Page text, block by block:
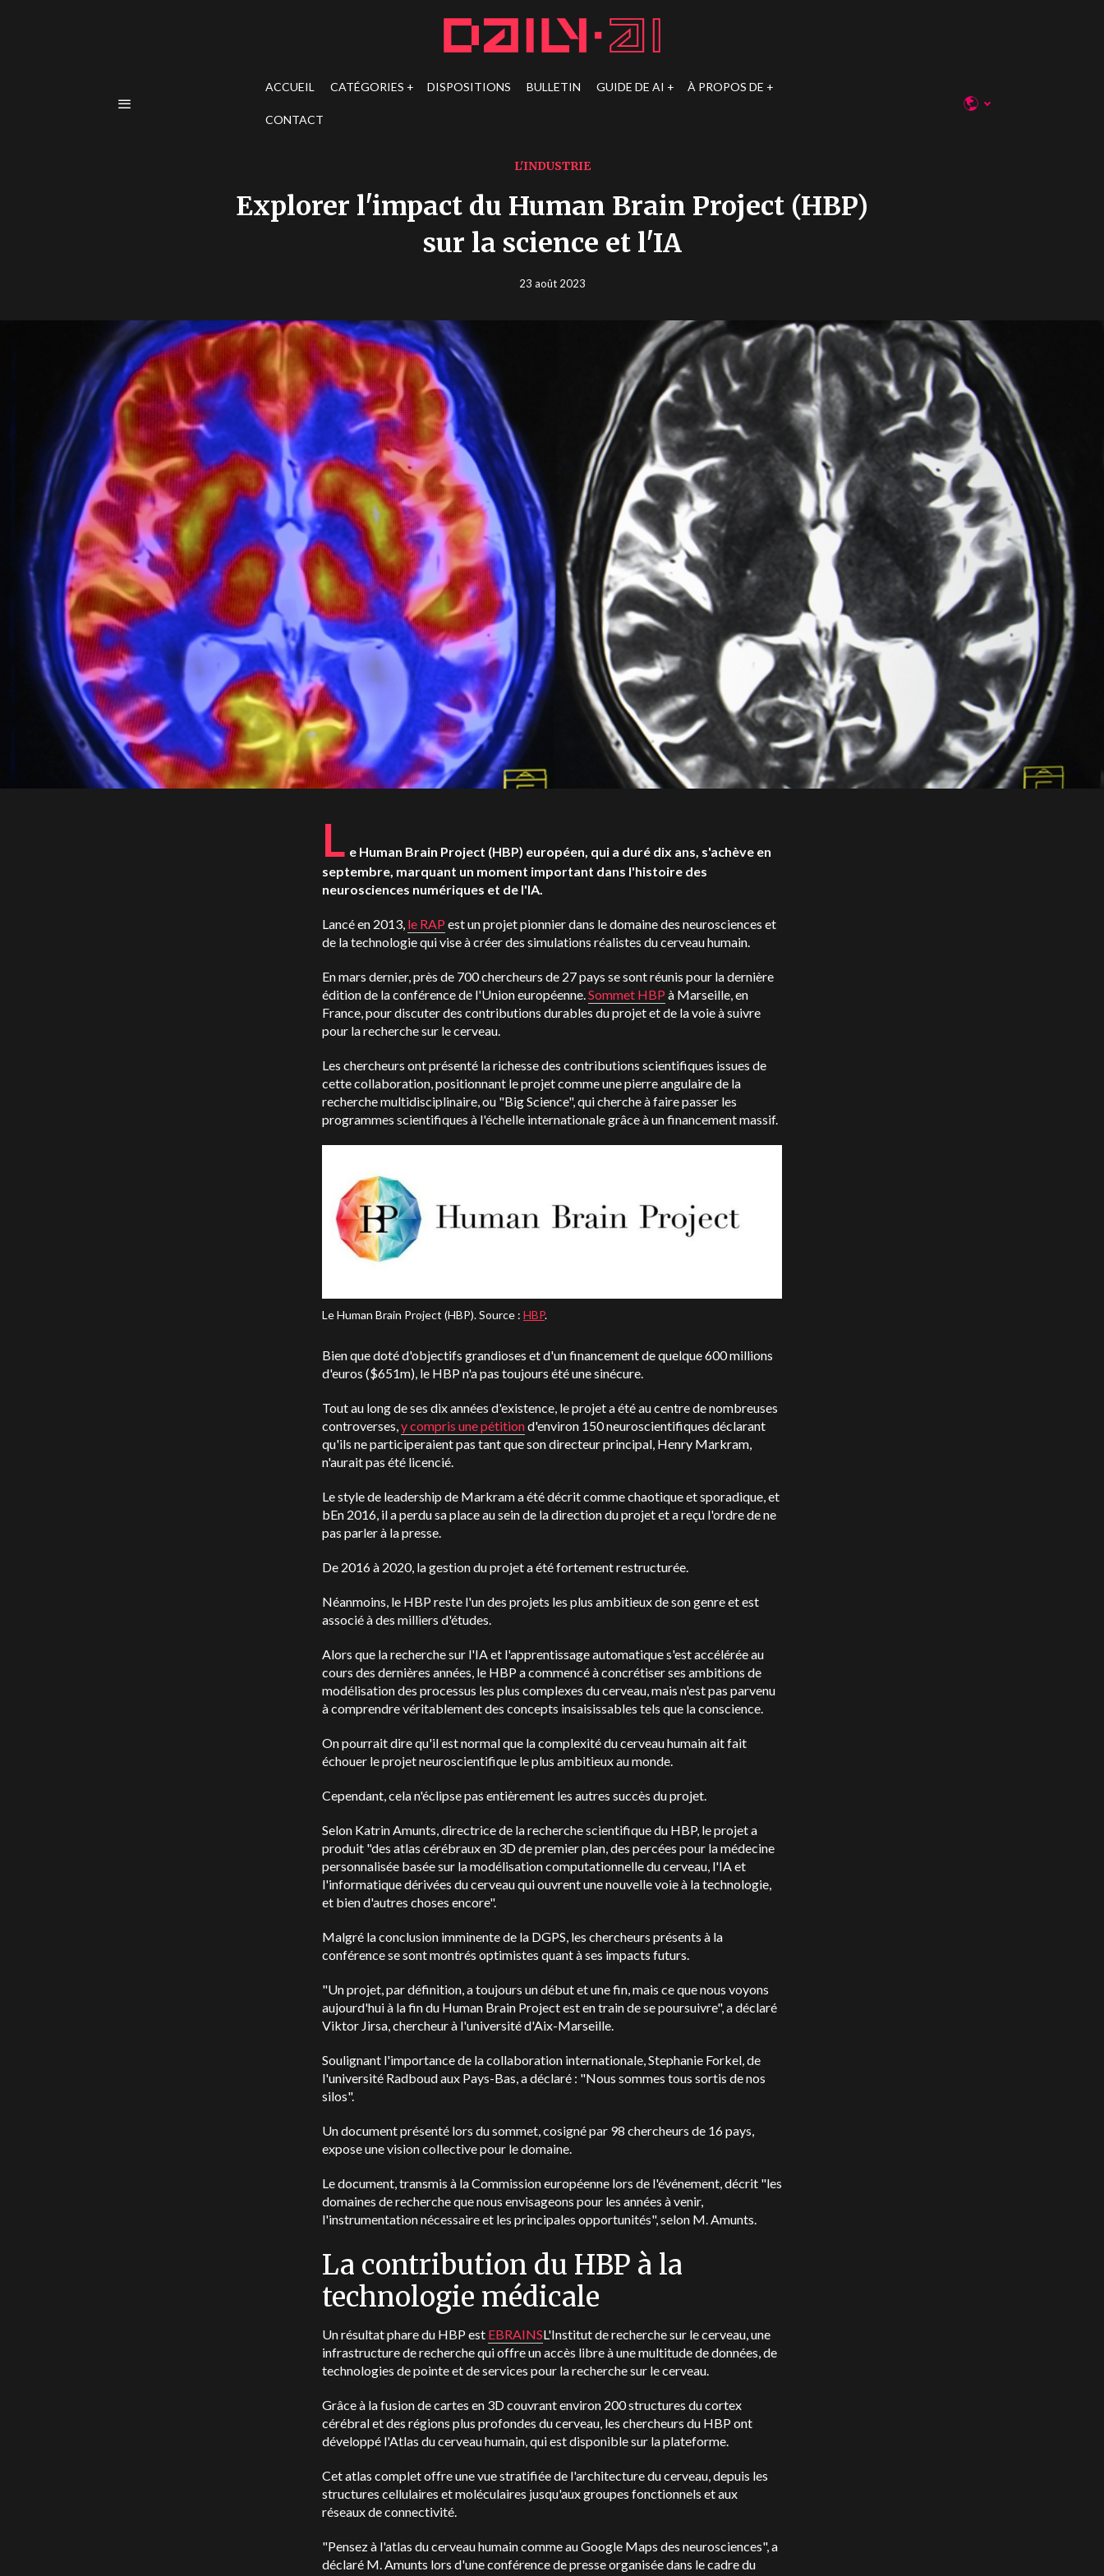
ACCUEIL CATÉGORIES DISPOSITIONS BULLETIN GUIDE DE AI À PROPOS DE
CONTACT
L'INDUSTRIE
Explorer l'impact du Human Brain Project (HBP)
sur la science et l'IA
23 août 2023
L e Human Brain Project (HBP) européen, qui a duré dix ans, s'achève en
septembre, marquant un moment important dans l'histoire des
neurosciences numériques et de l'IA.
Lancé en 2013, le RAP est un projet pionnier dans le domaine des neurosciences et
de la technologie qui vise à créer des simulations réalistes du cerveau humain.
En mars dernier, près de 700 chercheurs de 27 pays se sont réunis pour la dernière
édition de la conférence de l'Union européenne.Sommet HBP à Marseille, en
France,pour discuter des contributions durables du projet et de la voie à suivre
pour la recherche sur le cerveau.
Les chercheurs ont présenté la richesse des contributions scientifiques issues de
cette collaboration, positionnant le projet comme une pierre angulaire de la
recherche multidisciplinaire, ou "Big Science", qui cherche à faire passer les
programmes scientifiques à l'échelle internationale grâce à un financement massif.
Le Human Brain Project (HBP). Source : HBP.
Bien que doté d'objectifs grandioses et d'un financement de quelque 600 millions
d'euros ($651m), le HBP n'a pas toujours été une sinécure.
Tout au long de ses dix années d'existence, le projet a été au centre de nombreuses
controverses, y compris une pétitiond'environ 150 neuroscientifiques déclarant
qu'ils ne participeraient pas tant que son directeur principal, Henry Markram,
n'aurait pas été licencié.
Le style de leadership de Markram a été décrit comme chaotique et sporadique, et
bEn 2016, il a perdu sa place au sein de la direction du projet et a reçu l'ordre de ne
pas parler à la presse.
De 2016 à 2020, la gestion du projet a été fortement restructurée.
Néanmoins, le HBP reste l'un des projets les plus ambitieux de son genre et est
associé à des milliers d'études.
Alors que la recherche sur l'IA et l'apprentissage automatique s'est accélérée au
cours des dernières années, le HBP a commencé à concrétiser ses ambitions de
modélisation des processus les plus complexes du cerveau, mais n'est pas parvenu
à comprendre véritablement des concepts insaisissables tels que la conscience.
On pourrait dire qu'il est normal que la complexité du cerveau humain ait fait
échouer le projet neuroscientifique le plus ambitieux au monde.
Cependant, cela n'éclipse pas entièrement les autres succès du projet.
Selon Katrin Amunts, directrice de la recherche scientifique du HBP, le projet a
produit "des atlas cérébraux en 3D de premier plan, des percées pour la médecine
personnalisée basée sur la modélisation computationnelle du cerveau, l'IA et
l'informatique dérivées du cerveau qui ouvrent une nouvelle voie à la technologie,
et bien d'autres choses encore".
Malgré la conclusion imminente de la DGPS, les chercheurs présents à la
conférence se sont montrés optimistes quant à ses impacts futurs.
"Un projet, par définition, a toujours un début et une fin, mais ce que nous voyons
aujourd'hui à la fin du Human Brain Project est en train de se poursuivre", a déclaré
Viktor Jirsa, chercheur à l'université d'Aix-Marseille.
Soulignant l'importance de la collaboration internationale, Stephanie Forkel, de
l'université Radboud aux Pays-Bas, a déclaré : "Nous sommes tous sortis de nos
silos".
Un document présenté lors du sommet, cosigné par 98 chercheurs de 16 pays,
expose une vision collective pour le domaine.
Le document, transmis à la Commission européenne lors de l'événement, décrit "les
domaines de recherche que nous envisageons pour les années à venir,
l'instrumentation nécessaire et les principales opportunités", selon M. Amunts.
La contribution du HBP à la
technologie médicale
Un résultat phare du HBP est EBRAINSL'Institut de recherche sur le cerveau, une
infrastructure de recherche qui offre un accès libre à une multitude de données, de
technologies de pointe et de services pour la recherche sur le cerveau.
Grâce à la fusion de cartes en 3D couvrant environ 200 structures du cortex
cérébral et des régions plus profondes du cerveau, les chercheurs du HBP ont
développé l'Atlas du cerveau humain, qui est disponible sur la plateforme.
Cet atlas complet offre une vue stratifiée de l'architecture du cerveau, depuis les
structures cellulaires et moléculaires jusqu'aux groupes fonctionnels et aux
réseaux de connectivité.
"Pensez à l'atlas du cerveau humain comme au Google Maps des neurosciences", a
déclaré M. Amunts lors d'une conférence de presse organisée dans le cadre du